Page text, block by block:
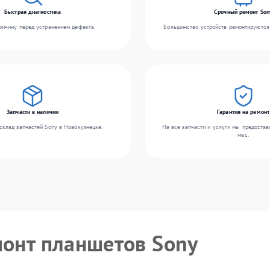
Быстрая диагностика
перед устранением дефекта.
Срочный ремонт
Большинство устройств
Запчасти в наличии
запчастей Sony в Новокузнецке.
Гарантия на ремонт
На все запчасти и услуги мы
мес.
планшетов Sony